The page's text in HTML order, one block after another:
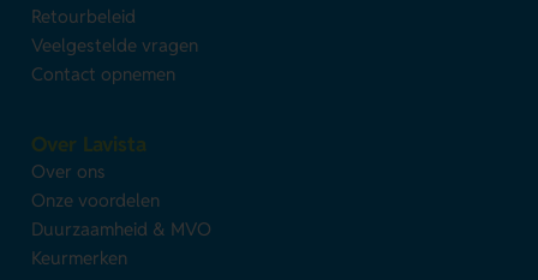
Retourbeleid
Veelgestelde vragen
Contact opnemen
Over Lavista
Over ons
Onze voordelen
Duurzaamheid & MVO
Keurmerken